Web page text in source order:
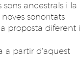
ancestrals i la
sonoritats
proposta diferent i
a partir d'aquest